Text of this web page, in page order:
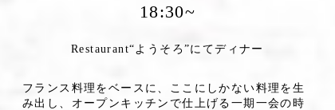
18:30~
Restaurant“ようそろ”にてディナー
フランス料理をベースに、ここにしかない料理を生
み出し、オープンキッチンで仕上げる一期一会の時